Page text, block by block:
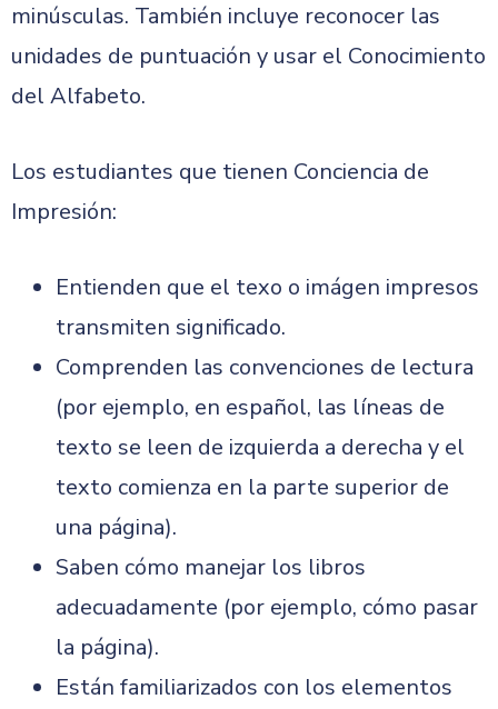
minúsculas. También incluye reconocer las
unidades de puntuación y usar el Conocimiento
del Alfabeto.
Los estudiantes que tienen Conciencia de
Impresión:
Entienden que el texo o imágen impresos
transmiten significado.
Comprenden las convenciones de lectura
(por ejemplo, en español, las líneas de
texto se leen de izquierda a derecha y el
texto comienza en la parte superior de
una página).
Saben cómo manejar los libros
adecuadamente (por ejemplo, cómo pasar
la página).
Están familiarizados con los elementos